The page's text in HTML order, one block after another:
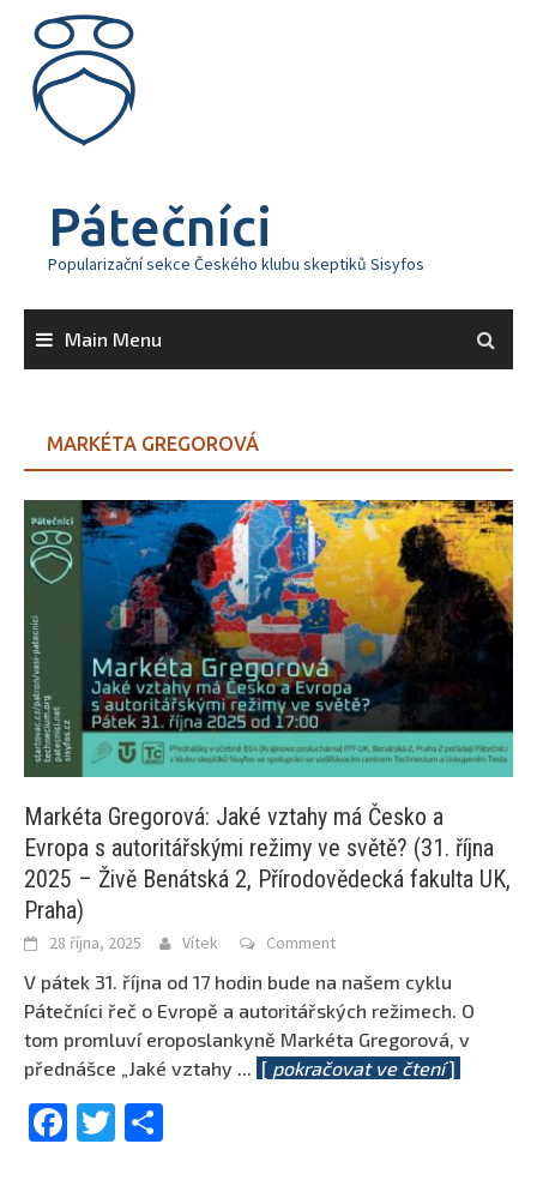
content
Pátečníci
Popularizační sekce Českého klubu skeptiků Sisyfos
Main Menu
MARKÉTA GREGOROVÁ
Markéta Gregorová: Jaké vztahy má Česko a
Evropa s autoritářskými režimy ve světě? (31. října
2025 – Živě Benátská 2, Přírodovědecká fakulta UK,
Praha)
28 října, 2025 Vítek Comment
V pátek 31. října od 17 hodin bude na našem cyklu
Pátečníci řeč o Evropě a autoritářských režimech. O
tom promluví eroposlankyně Markéta Gregorová, v
přednášce „Jaké vztahy ... [ pokračovat ve čtení]
Facebook
Twitter